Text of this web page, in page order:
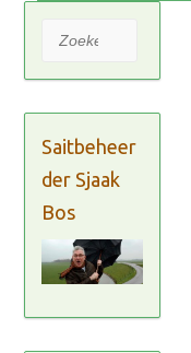
Zoeken
Saitbeheer
der Sjaak
Bos